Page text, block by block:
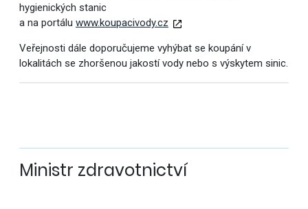
hygienických stanic
a na portálu www.koupacivody.cz
Veřejnosti dále doporučujeme vyhýbat se koupání v
lokalitách se zhoršenou jakostí vody nebo s výskytem sinic.
Ministr zdravotnictví